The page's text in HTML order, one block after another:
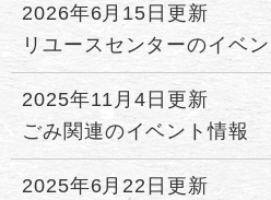
2026年6月15日更新
リユースセンターのイベン
2025年11月4日更新
ごみ関連のイベント情報
2025年6月22日更新